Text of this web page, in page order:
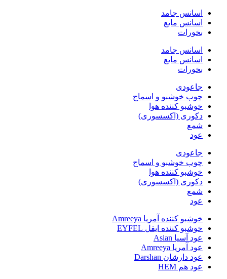
اسانس جامد
اسانس مایع
بخورات
اسانس جامد
اسانس مایع
بخورات
جاعودی
چوب خوشبو و اسماج
خوشبو کننده هوا
دکوری (اکسسوری)
شمع
عود
جاعودی
چوب خوشبو و اسماج
خوشبو کننده هوا
دکوری (اکسسوری)
شمع
عود
خوشبو کننده آمریا Amreeya
خوشبو کننده ایفل EYFEL
عود آسیا Asian
عود آمریا Amreeya
عود دارشان Darshan
عود هم HEM